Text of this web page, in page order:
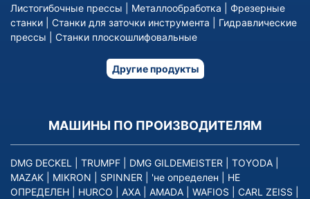
Листогибочные прессы
Металлообработка
Фрезерные
станки
Станки для заточки инструмента
Гидравлические
прессы
Станки плоскошлифовальные
Другие продукты
МАШИНЫ ПО ПРОИЗВОДИТЕЛЯМ
DMG DECKEL TRUMPF DMG GILDEMEISTER TOYODA
MAZAK
MIKRON SPINNER 'не определен
НЕ
ОПРЕДЕЛЕН
HURCO AXA AMADA WAFIOS CARL ZEISS